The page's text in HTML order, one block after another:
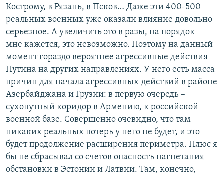
Кострому, в Рязань, в Псков… Даже эти 400-500
реальных военных уже оказали влияние довольно
серьезное. А увеличить это в разы, на порядок –
мне кажется, это невозможно. Поэтому на данный
момент гораздо вероятнее агрессивные действия
Путина на других направлениях. У него есть масса
причин для начала агрессивных действий в районе
Азербайджана и Грузии: в первую очередь –
сухопутный коридор в Армению, к российской
военной базе. Совершенно очевидно, что там
никаких реальных потерь у него не будет, и это
будет продолжение расширения периметра. Плюс я
бы не сбрасывал со счетов опасность нагнетания
обстановки в Эстонии и Латвии. Там, конечно,